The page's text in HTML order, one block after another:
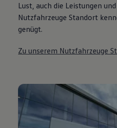
Lust, auch die Leistungen
Nutzfahrzeuge Standort
genügt.
Zu unserem Nutzfahrzeuge